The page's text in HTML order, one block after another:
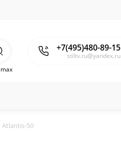
+7(495)480-89-15
stiltv.ru@yandex.ru
50